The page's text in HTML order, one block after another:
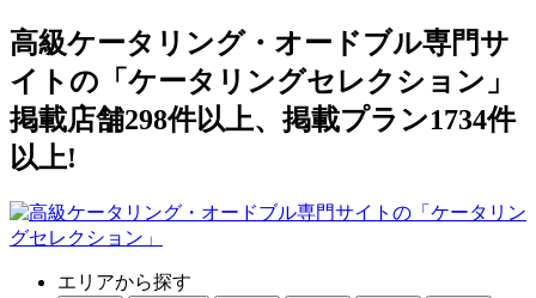
高級ケータリング・オードブル専門サ
イトの「ケータリングセレクション」
掲載店舗298件以上、掲載プラン1734件
以上!
エリアから探す